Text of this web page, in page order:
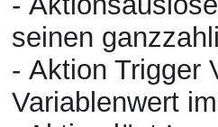
seinen
- Aktion Trigger
Variablenwert